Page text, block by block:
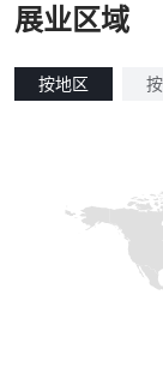
主标MT4
展业区域
按地区